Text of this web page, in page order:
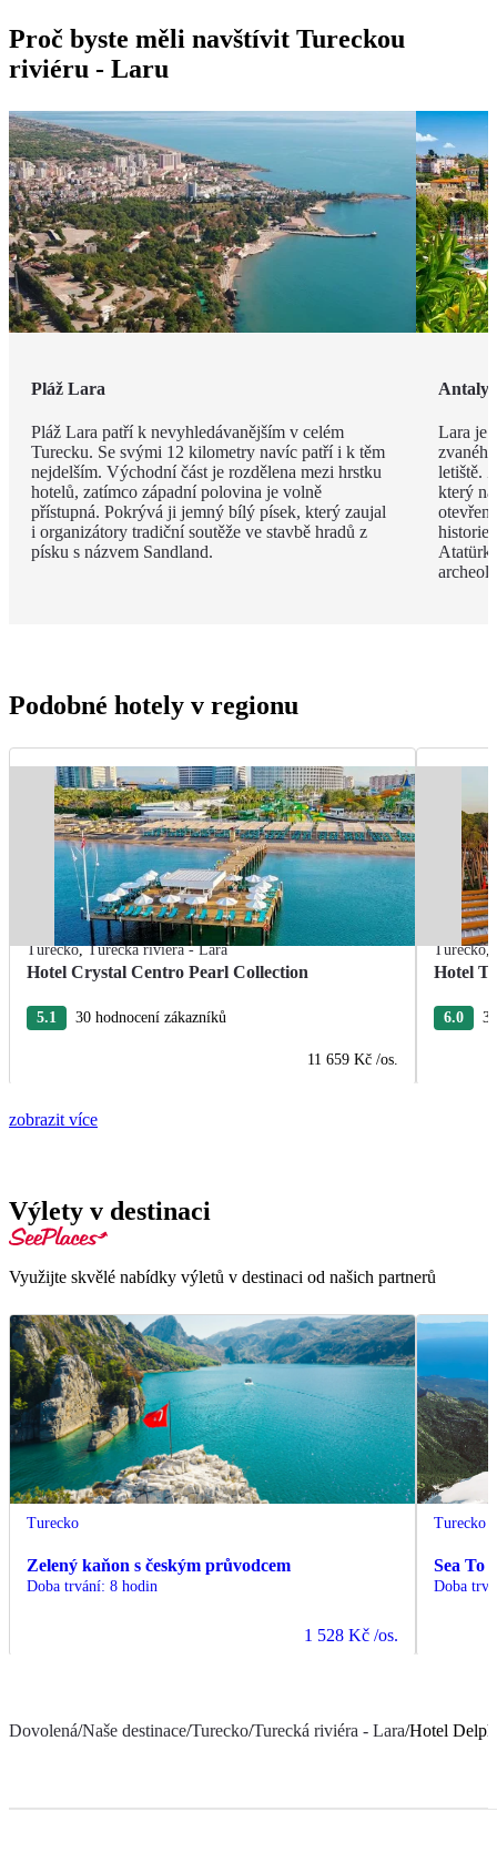
Proč byste měli navštívit Tureckou
riviéru - Laru
Pláž Lara
Pláž Lara patří k nevyhledávanějším v celém
Turecku. Se svými 12 kilometry navíc patří i k těm
nejdelším. Východní část je rozdělena mezi hrstku
hotelů, zatímco západní polovina je volně
přístupná. Pokrývá ji jemný bílý písek, který zaujal
i organizátory tradiční soutěže ve stavbě hradů z
písku s názvem Sandland.
Lara je
letiště.
který
historie
Podobné hotely v regionu
Turecko,Turecká riviéra - Lara
Hotel Crystal Centro Pearl Collection
5.1 30 hodnocení zákazníků
11 659 Kč /os.
Turecko,
Hotel
6.0 3
zobrazit více
Výlety v destinaci
Využijte skvělé nabídky výletů v destinaci od našich partnerů
Turecko
Zelený kaňon s českým průvodcem
Doba trvání: 8 hodin
1 528 Kč /os.
Turecko
Sea To
Doba
Dovolená/Naše destinace/Turecko/Turecká riviéra - Lara/Hotel